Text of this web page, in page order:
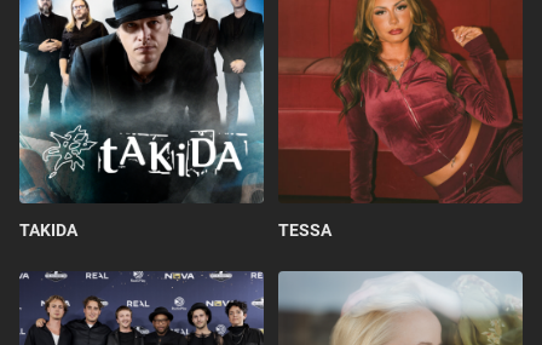
TAKIDA TESSA